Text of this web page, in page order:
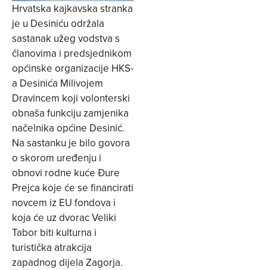
Hrvatska kajkavska stranka
je u Desiniću održala
sastanak užeg vodstva s
članovima i predsjednikom
općinske organizacije HKS-
a Desinića Milivojem
Dravincem koji volonterski
obnaša funkciju zamjenika
načelnika općine Desinić.
Na sastanku je bilo govora
o skorom uređenju i
obnovi rodne kuće Đure
Prejca koje će se financirati
novcem iz EU fondova i
koja će uz dvorac Veliki
Tabor biti kulturna i
turistička atrakcija
zapadnog dijela Zagorja.